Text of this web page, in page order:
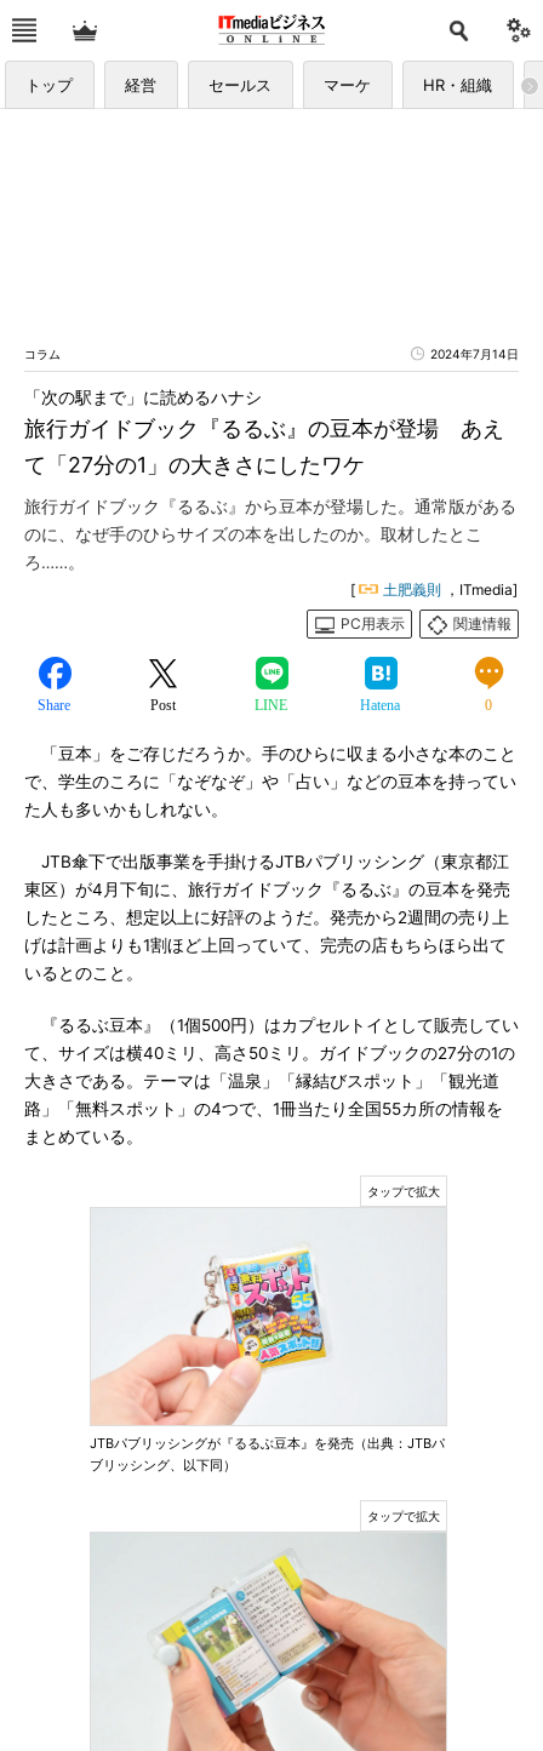
トップ 経営 セールス マーケ HR・組織
コラム 2024年7月14日
旅行ガイドブック『るるぶ』の豆本が登場 あえ
て「27分の1」の大きさにしたワケ
「次の駅まで」に読めるハナシ
旅行ガイドブック『るるぶ』から豆本が登場した。通常版がある
のに、なぜ手のひらサイズの本を出したのか。取材したとこ
ろ……。
[ 土肥義則 ，ITmedia]
PC用表示
関連情報
Share Post LINE Hatena 0
「豆本」をご存じだろうか。手のひらに収まる小さな本のこと
で、学生のころに「なぞなぞ」や「占い」などの豆本を持ってい
た人も多いかもしれない。
JTB傘下で出版事業を手掛けるJTBパブリッシング（東京都江
東区）が4月下旬に、旅行ガイドブック『るるぶ』の豆本を発売
したところ、想定以上に好評のようだ。発売から2週間の売り上
げは計画よりも1割ほど上回っていて、完売の店もちらほら出て
いるとのこと。
『るるぶ豆本』（1個500円）はカプセルトイとして販売してい
て、サイズは横40ミリ、高さ50ミリ。ガイドブックの27分の1の
大きさである。テーマは「温泉」「縁結びスポット」「観光道
路」「無料スポット」の4つで、1冊当たり全国55カ所の情報を
まとめている。
JTBパブリッシングが『るるぶ豆本』を発売（出典：JTBパ
ブリッシング、以下同）